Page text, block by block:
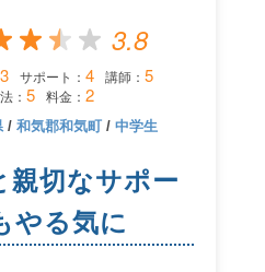
3.8
3 サポート： 4 講師： 5
： 5 料金： 2
/ 和気郡和気町/ 中学生
親切なサポー
やる気に